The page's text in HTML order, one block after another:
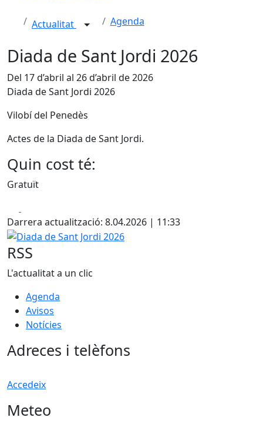
Actualitat Agenda
Diada de Sant Jordi 2026
Del 17 d’abril al 26 d’abril de 2026
Diada de Sant Jordi 2026
Vilobí del Penedès
Actes de la Diada de Sant Jordi.
Quin cost té:
Gratuït
Darrera actualització: 8.04.2026 | 11:33
Diada de Sant Jordi 2026
RSS
L'actualitat a un clic
Agenda
Avisos
Notícies
Adreces i telèfons
Accedeix
Meteo